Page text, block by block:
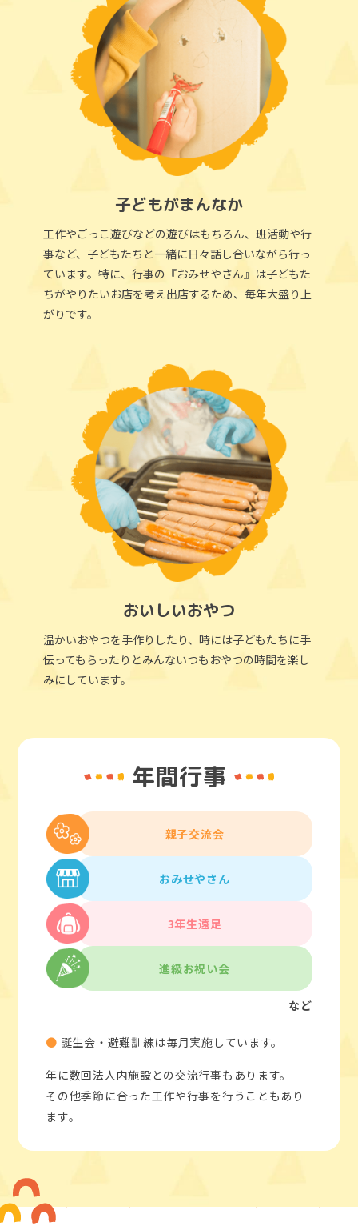
子どもがまんなか
工作やごっこ遊びなどの遊びはもちろん、班活動や行
事など、子どもたちと一緒に日々話し合いながら行っ
ています。特に、行事の『おみせやさん』は子どもた
ちがやりたいお店を考え出店するため、毎年大盛り上
がりです。
おいしいおやつ
温かいおやつを手作りしたり、時には子どもたちに手
伝ってもらったりとみんないつもおやつの時間を楽し
みにしています。
年間行事
親子交流会
おみせやさん
3年生遠足
進級お祝い会
など
誕生会・避難訓練は毎月実施しています。
年に数回法人内施設との交流行事もあります。
その他季節に合った工作や行事を行うこともあり
ます。